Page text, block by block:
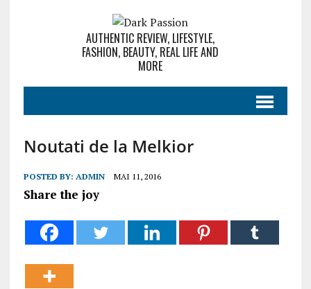
AUTHENTIC REVIEW, LIFESTYLE,
FASHION, BEAUTY, REAL LIFE AND
MORE
Noutati de la Melkior
POSTED BY: ADMIN MAI 11, 2016
Share the joy